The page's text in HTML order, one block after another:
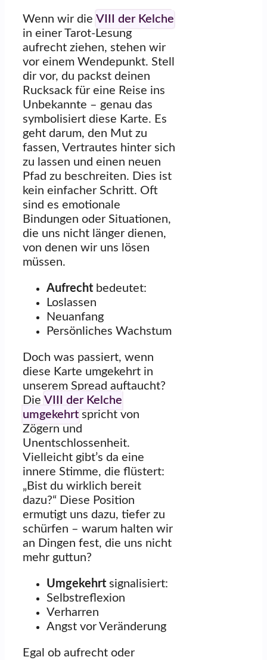
Wenn wir die VIII der Kelche
in einer Tarot-Lesung
aufrecht ziehen, stehen wir
vor einem Wendepunkt. Stell
dir vor, du packst deinen
Rucksack für eine Reise ins
Unbekannte – genau das
symbolisiert diese Karte. Es
geht darum, den Mut zu
fassen, Vertrautes hinter sich
zu lassen und einen neuen
Pfad zu beschreiten. Dies ist
kein einfacher Schritt. Oft
sind es emotionale
Bindungen oder Situationen,
die uns nicht länger dienen,
von denen wir uns lösen
müssen.
Aufrecht bedeutet:
Loslassen
Neuanfang
Persönliches Wachstum
Doch was passiert, wenn
diese Karte umgekehrt in
unserem Spread auftaucht?
Die VIII der Kelche
umgekehrt spricht von
Zögern und
Unentschlossenheit.
Vielleicht gibt’s da eine
innere Stimme, die flüstert:
„Bist du wirklich bereit
dazu?“ Diese Position
ermutigt uns dazu, tiefer zu
schürfen – warum halten wir
an Dingen fest, die uns nicht
mehr guttun?
Umgekehrt signalisiert:
Selbstreflexion
Verharren
Angst vor Veränderung
Egal ob aufrecht oder